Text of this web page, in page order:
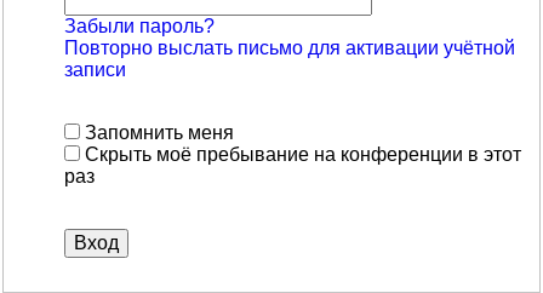
Забыли пароль?
Повторно выслать письмо для активации учётной
записи
Запомнить меня
Скрыть моё пребывание на конференции в этот
раз